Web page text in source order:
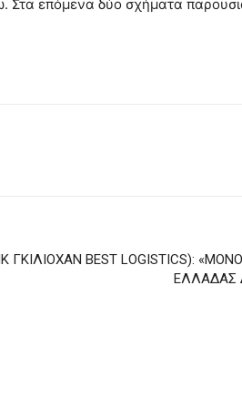
επόμενα δύο σχήματα
ΓΚΙΛΙΟΧΑΝ BEST LOGISTICS):
ΕΛΛΑΔΑΣ